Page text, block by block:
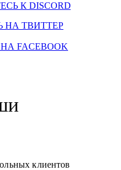
К DISCORD
ТВИТТЕР
FACEBOOK
клиентов